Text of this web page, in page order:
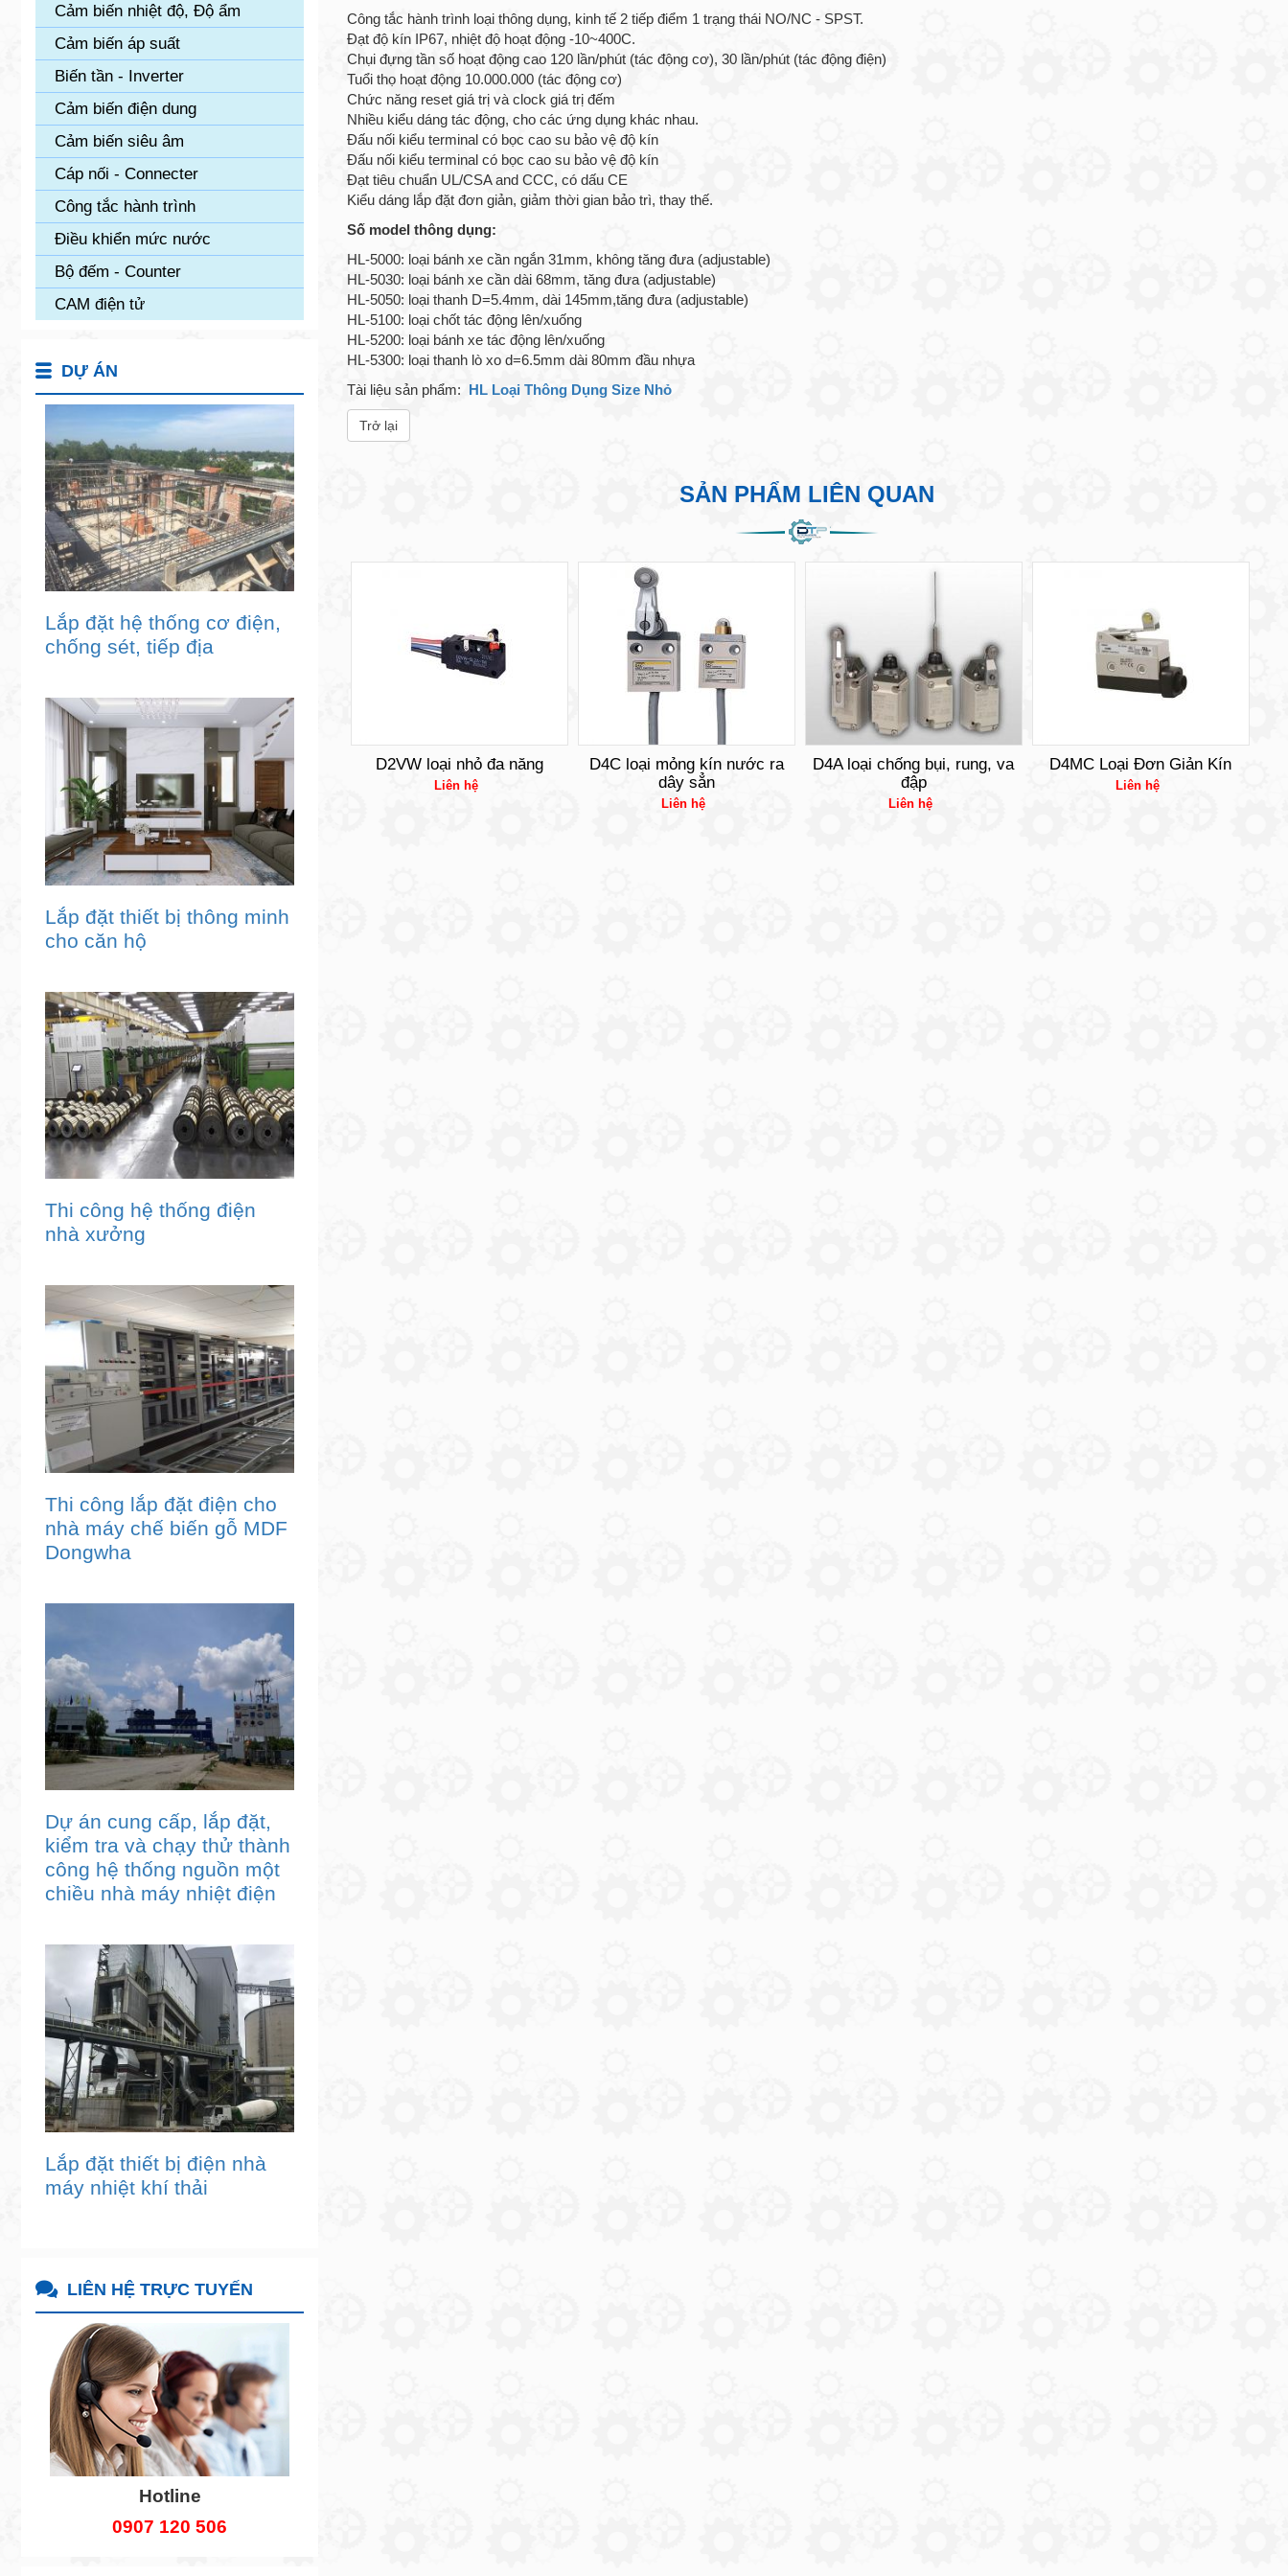
Công tắc hành trình loại thông dụng, kinh tế 2 tiếp điểm 1 trạng thái NO/NC - SPST.
Đạt độ kín IP67, nhiệt độ hoạt động -10~400C.
Chụi đựng tần số hoạt động cao 120 lần/phút (tác động cơ), 30 lần/phút (tác động điện)
Tuổi thọ hoạt động 10.000.000 (tác động cơ)
Chức năng reset giá trị và clock giá trị đếm
Nhiều kiểu dáng tác động, cho các ứng dụng khác nhau.
Đấu nối kiểu terminal có bọc cao su bảo vệ độ kín
Đấu nối kiểu terminal có bọc cao su bảo vệ độ kín
Đạt tiêu chuẩn UL/CSA and CCC, có dấu CE
Kiểu dáng lắp đặt đơn giản, giảm thời gian bảo trì, thay thế.
Số model thông dụng:
HL-5000: loại bánh xe cần ngắn 31mm, không tăng đưa (adjustable)
HL-5030: loại bánh xe cần dài 68mm, tăng đưa (adjustable)
HL-5050: loại thanh D=5.4mm, dài 145mm,tăng đưa (adjustable)
HL-5100: loại chốt tác động lên/xuống
HL-5200: loại bánh xe tác động lên/xuống
HL-5300: loại thanh lò xo d=6.5mm dài 80mm đầu nhựa
Tài liệu sản phẩm: HL Loại Thông Dụng Size Nhỏ
Trở lại
SẢN PHẨM LIÊN QUAN
D2VW loại nhỏ đa năng
Liên hệ
D4C loại mỏng kín nước ra
dây sẳn
Liên hệ
D4A loại chống bụi, rung, va
đập
Liên hệ
D4MC Loại Đơn Giản Kín
Liên hệ
Cảm biến nhiệt độ, Độ ẩm
Cảm biến áp suất
Biến tần - Inverter
Cảm biến điện dung
Cảm biến siêu âm
Cáp nối - Connecter
Công tắc hành trình
Điều khiển mức nước
Bộ đếm - Counter
CAM điện tử
DỰ ÁN
Lắp đặt hệ thống cơ điện,
chống sét, tiếp địa
Lắp đặt thiết bị thông minh
cho căn hộ
Thi công hệ thống điện
nhà xưởng
Thi công lắp đặt điện cho
nhà máy chế biến gỗ MDF
Dongwha
Dự án cung cấp, lắp đặt,
kiểm tra và chạy thử thành
công hệ thống nguồn một
chiều nhà máy nhiệt điện
Lắp đặt thiết bị điện nhà
máy nhiệt khí thải
LIÊN HỆ TRỰC TUYẾN
Hotline
0907 120 506